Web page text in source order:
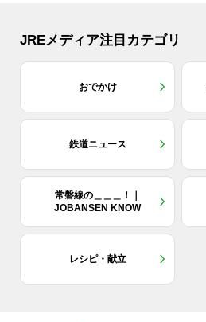
JREメディア注目カテゴリ
おでかけ
鉄道ニュース
常磐線の＿＿＿！｜
JOBANSEN KNOW
レシピ・献立